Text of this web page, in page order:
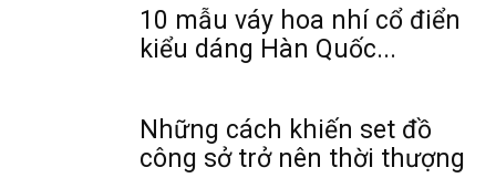
10 mẫu váy hoa nhí cổ điển
kiểu dáng Hàn Quốc...
Những cách khiến set đồ
công sở trở nên thời thượng